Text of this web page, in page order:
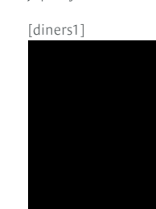
[diners1]